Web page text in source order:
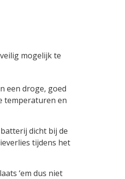
mogelijk te
een droge, goed
temperaturen en
dicht bij de
tijdens het
‘em dus niet